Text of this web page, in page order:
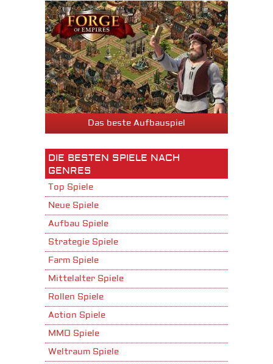
Das beste Aufbauspiel
DIE BESTEN SPIELE NACH
GENRES
Top Spiele
Neue Spiele
Aufbau Spiele
Strategie Spiele
Farm Spiele
Mittelalter Spiele
Rollen Spiele
Action Spiele
MMO Spiele
Weltraum Spiele